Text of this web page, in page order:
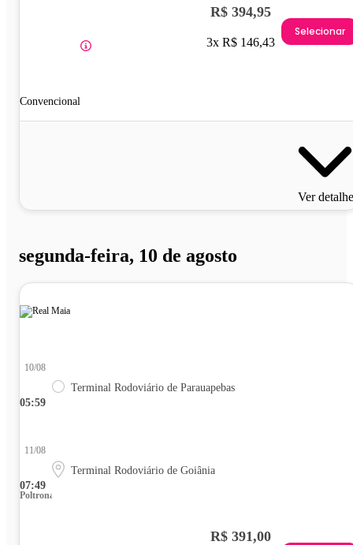
Convencional
R$ 394,95
3x R$ 146,43
Selecionar
Ver
segunda-feira, 10 de agosto
05:59
10/08
Terminal Rodoviário de Parauapebas
07:49
11/08
Terminal Rodoviário de Goiânia
Poltrona
R$ 391,00